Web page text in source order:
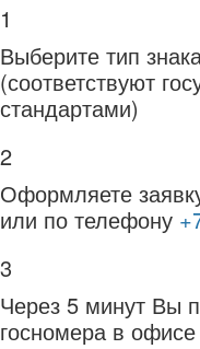
1
Выберите тип
(соответствуют
стандартами)
2
Оформляете
или по телефону
3
Через 5 минут Вы
госномера в